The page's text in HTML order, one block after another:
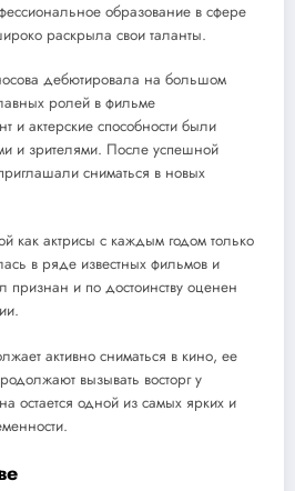
образование в сфере
раскрыла свои таланты.
дебютировала на большом
ролей в фильме
и актерские способности были
и зрителями. После успешной
сниматься в новых
как актрисы с каждым годом только
в ряде известных фильмов и
признан и по достоинству оценен
активно сниматься в кино, ее
вызывать восторг у
остается одной из самых ярких и